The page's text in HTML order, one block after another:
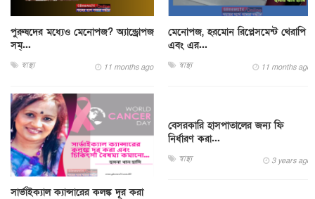
পুরুষদের মধ্যেও মেনোপজ? অ্যান্ড্রোপজ
সম্...
স্বাস্থ্য 11 months ago
মেনোপজ, হরমোন রিপ্লেসমেন্ট থেরাপি
এবং এর...
স্বাস্থ্য 11 months ago
সার্ভাইক্যাল ক্যান্সারের কলঙ্ক দূর করা
বেসরকারি হাসপাতালের জন্য ফি
নির্ধারণ করা...
স্বাস্থ্য 3 years ago